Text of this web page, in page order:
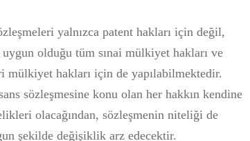
yalnızca patent hakları için değil,
olduğu tüm sınai mülkiyet hakları ve
mülkiyet hakları için de yapılabilmektedir.
sözleşmesine konu olan her hakkın kendine
olacağından, sözleşmenin niteliği de
şekilde değişiklik arz edecektir.